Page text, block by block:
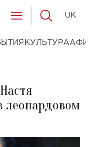
КУЛЬТУРА
UK
леопардовом